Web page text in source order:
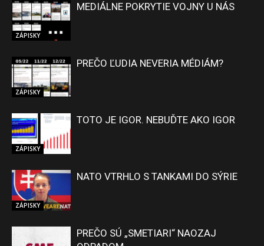
ZÁPISKY
MEDIÁLNE POKRYTIE VOJNY U NÁS
ZÁPISKY
PREČO ĽUDIA NEVERIA MÉDIÁM?
ZÁPISKY
TOTO JE IGOR. NEBUĎTE AKO IGOR
ZÁPISKY
NATO VTRHLO S TANKAMI DO SÝRIE
PREČO SÚ „SMETIARI“ NAOZAJ